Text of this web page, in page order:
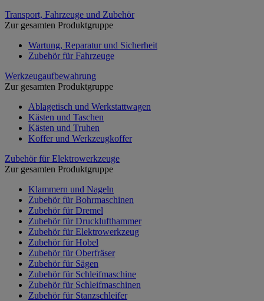
Transport, Fahrzeuge und Zubehör
Zur gesamten Produktgruppe
Wartung, Reparatur und Sicherheit
Zubehör für Fahrzeuge
Werkzeugaufbewahrung
Zur gesamten Produktgruppe
Ablagetisch und Werkstattwagen
Kästen und Taschen
Kästen und Truhen
Koffer und Werkzeugkoffer
Zubehör für Elektrowerkzeuge
Zur gesamten Produktgruppe
Klammern und Nageln
Zubehör für Bohrmaschinen
Zubehör für Dremel
Zubehör für Drucklufthammer
Zubehör für Elektrowerkzeug
Zubehör für Hobel
Zubehör für Oberfräser
Zubehör für Sägen
Zubehör für Schleifmaschine
Zubehör für Schleifmaschinen
Zubehör für Stanzschleifer